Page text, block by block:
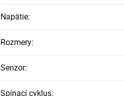
Napätie:
Rozmery:
Senzor:
Spínací cyklus: